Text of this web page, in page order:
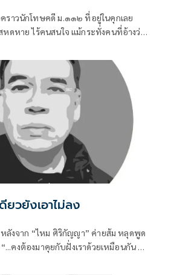
ราวนักโทษคดี ม.๑๑๒ ที่อยู่ในคุกเลย
วยังเอาไม่ลง
ลังจาก “ไหม ศิริกัญญา” ค่ายส้ม หลุดพูด
“...คงต้องมาคุยกับฝั่งเราด้วยเหมือนกัน ไม่